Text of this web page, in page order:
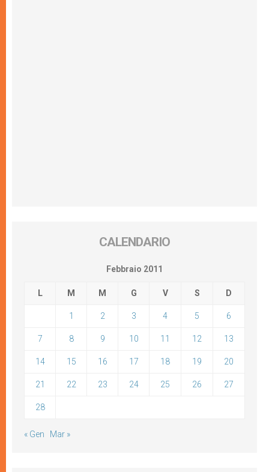
CALENDARIO
Febbraio 2011
L M M G V S D
1 2 3 4 5 6
7 8 9 10 11 12 13
14 15 16 17 18 19 20
21 22 23 24 25 26 27
28
« Gen Mar »